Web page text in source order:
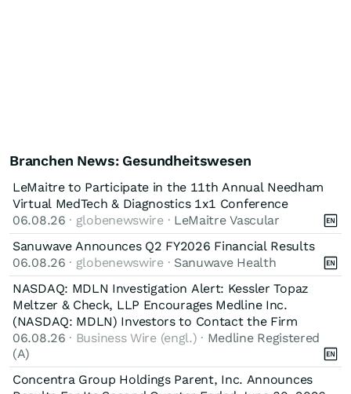
Branchen News: Gesundheitswesen
LeMaitre to Participate in the 11th Annual Needham
Virtual MedTech & Diagnostics 1x1 Conference
06.08.26 · globenewswire · LeMaitre Vascular
Sanuwave Announces Q2 FY2026 Financial Results
06.08.26 · globenewswire · Sanuwave Health
NASDAQ: MDLN Investigation Alert: Kessler Topaz
Meltzer & Check, LLP Encourages Medline Inc.
(NASDAQ: MDLN) Investors to Contact the Firm
06.08.26 · Business Wire (engl.) · Medline Registered
(A)
Concentra Group Holdings Parent, Inc. Announces